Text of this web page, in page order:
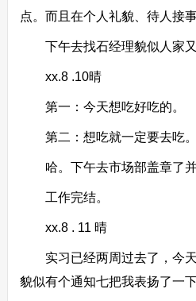
点。而且在个人礼貌、待人接
下午去找石经理貌似人家
xx.8 .10晴
第一：今天想吃好吃的。
第二：想吃就一定要去吃。
哈。下午去市场部盖章了并
工作完结。
xx.8 . 11 晴
实习已经两周过去了，今天
貌似有个通知七把我表扬了一下